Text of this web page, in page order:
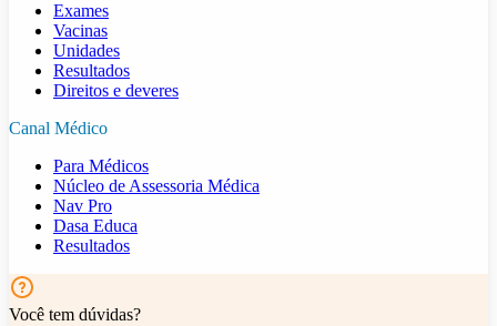
Exames
Vacinas
Unidades
Resultados
Direitos e deveres
Canal Médico
Para Médicos
Núcleo de Assessoria Médica
Nav Pro
Dasa Educa
Resultados
Você tem dúvidas?